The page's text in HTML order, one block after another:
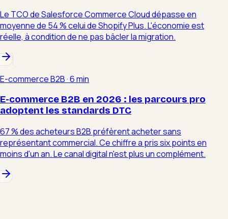
Le TCO de Salesforce Commerce Cloud dépasse en
moyenne de 54 % celui de Shopify Plus. L'économie est
réelle, à condition de ne pas bâcler la migration.
E-commerce B2B·6 min
E-commerce B2B en 2026 : les parcours pro
adoptent les standards DTC
67 % des acheteurs B2B préfèrent acheter sans
représentant commercial. Ce chiffre a pris six points en
moins d'un an. Le canal digital n'est plus un complément.